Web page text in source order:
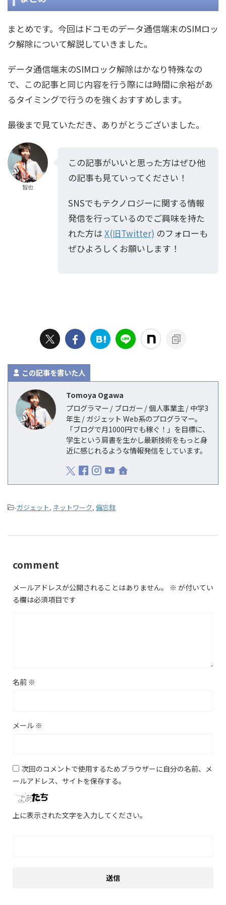
まとめです。今回はドコモのデータ通信端末のSIMロッ
ク解除について解説していきました。
データ通信端末のSIMロック解除はかなり特殊なの
で、この記事と同じ内容を行う際には時間に余裕があ
るタイミングで行うのを強くおすすめします。
最後まで見ていただき、ありがとうございました。
智也
この記事がいいと思った方はぜひ他
の記事も見ていってください！
SNSでもテクノロジーに関する情報
発信を行っているのでご興味を持た
れた方はX(旧Twitter) のフォローも
ぜひよろしくお願いします！
この記事を書いた人
Tomoya Ogawa
プログラマー / ブロガー / 個人事業主 / 中学3
年生 / ガジェット Web系のプログラマー。
「ブログで月1000円でも稼ぐ！」を目標に、
学生という肩書を生かし最新技術をもっと身
近に感じれるような情報発信をしています。
-ガジェット, ネットワーク, 備忘録
comment
メールアドレスが公開されることはありません。 ※ が付いてい
る欄は必須項目です
名前 ※
メール ※
次回のコメントで使用するためブラウザーに自分の名前、メ
ールアドレス、サイトを保存する。
上に表示された文字を入力してください。